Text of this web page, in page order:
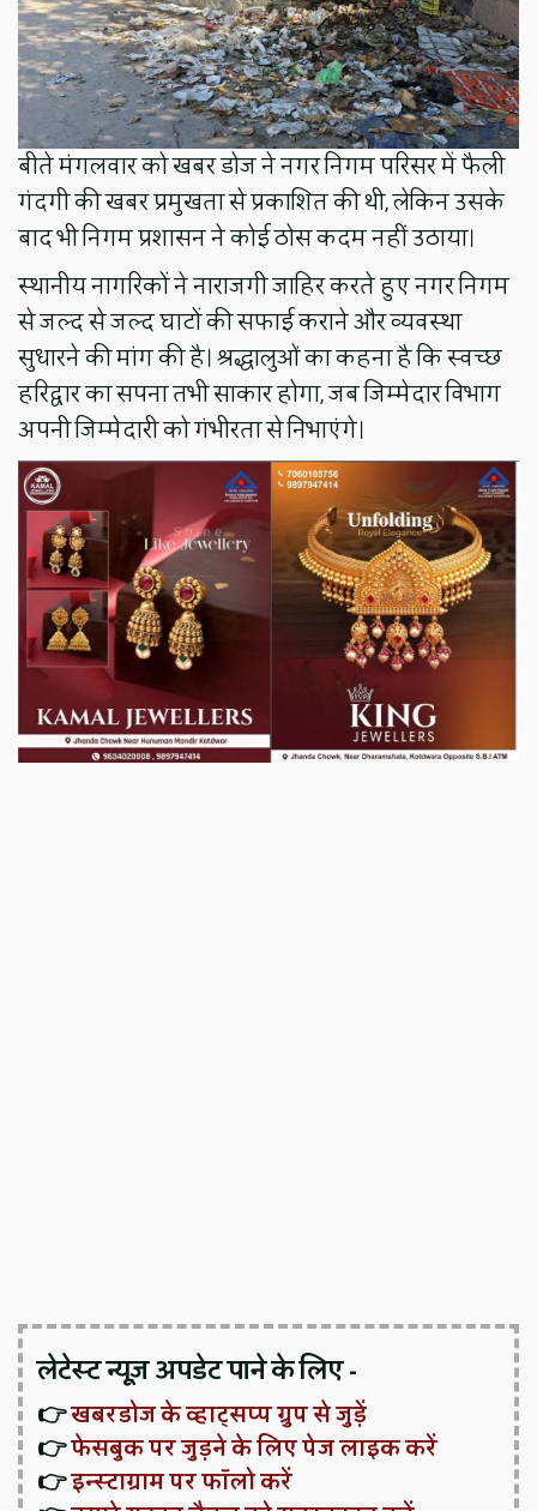
बीते मंगलवार को खबर डोज ने नगर निगम परिसर में फैली
गंदगी की खबर प्रमुखता से प्रकाशित की थी, लेकिन उसके
बाद भी निगम प्रशासन ने कोई ठोस कदम नहीं उठाया।
स्थानीय नागरिकों ने नाराजगी जाहिर करते हुए नगर निगम
से जल्द से जल्द घाटों की सफाई कराने और व्यवस्था
सुधारने की मांग की है। श्रद्धालुओं का कहना है कि स्वच्छ
हरिद्वार का सपना तभी साकार होगा, जब जिम्मेदार विभाग
अपनी जिम्मेदारी को गंभीरता से निभाएंगे।
लेटेस्ट न्यूज़ अपडेट पाने के लिए -
👉खबरडोज के व्हाट्सप्प ग्रुप से जुड़ें
👉फेसबुक पर जुड़ने के लिए पेज लाइक करें
👉इन्स्टाग्राम पर फॉलो करें